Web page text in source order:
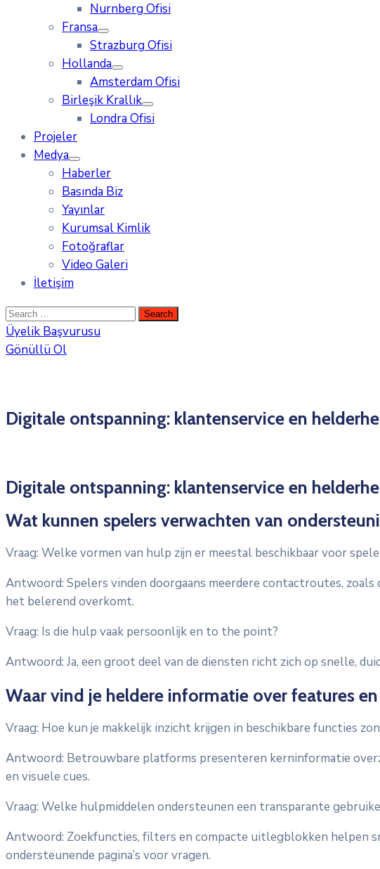
Nurnberg Ofisi
Fransa
Strazburg Ofisi
Hollanda
Amsterdam Ofisi
Birleşik Krallık
Londra Ofisi
Projeler
Medya
Haberler
Basında Biz
Yayınlar
Kurumsal Kimlik
Fotoğraflar
Video Galeri
İletişim
Üyelik Başvurusu
Gönüllü Ol
Digitale ontspanning: klantenservice en
Digitale ontspanning: klantenservice en
Wat kunnen spelers verwachten van
Vraag: Welke vormen van hulp zijn er meestal beschikbaar voor
Antwoord: Spelers vinden doorgaans meerdere contactroutes,
het belerend overkomt.
Vraag: Is die hulp vaak persoonlijk en to the point?
Antwoord: Ja, een groot deel van de diensten richt zich op snelle,
Waar vind je heldere informatie over features
Vraag: Hoe kun je makkelijk inzicht krijgen in beschikbare functies
Antwoord: Betrouwbare platforms presenteren kerninformatie
en visuele cues.
Vraag: Welke hulpmiddelen ondersteunen een transparante
Antwoord: Zoekfuncties, filters en compacte uitlegblokken helpen
ondersteunende pagina’s voor vragen.